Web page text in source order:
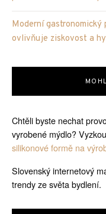
Moderní
ovlivňuje ziskovost a
Chtěli byste nechat
vyrobené mýdlo?
silikonové formě na
Slovenský internetový
trendy ze světa bydlení.